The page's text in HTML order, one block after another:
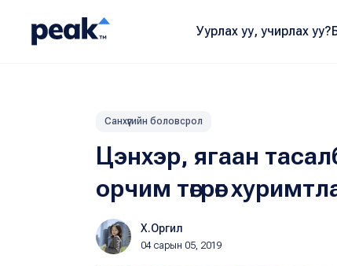
Уурлах уу, учирлах уу?
Санхүүгийн боловсрол
Цэнхэр, ягаан
орчим төгрөг
Х.Оргил
04 сарын 05, 2019